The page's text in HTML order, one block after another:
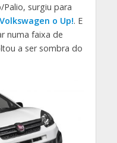
surgiu para
Volkswagen o Up!. E
numa faixa de
a ser sombra do